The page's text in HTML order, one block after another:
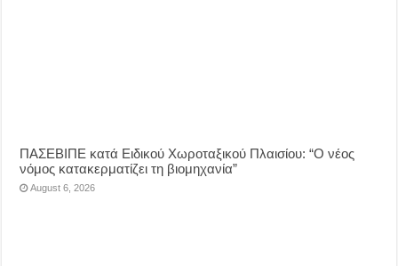
ΠΑΣΕΒΙΠΕ κατά Ειδικού Χωροταξικού Πλαισίου: “Ο νέος
νόμος κατακερματίζει τη βιομηχανία”
August 6, 2026